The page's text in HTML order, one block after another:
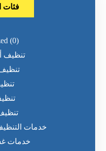
فئات
(0)
تنظيف
خدمات
خدمات